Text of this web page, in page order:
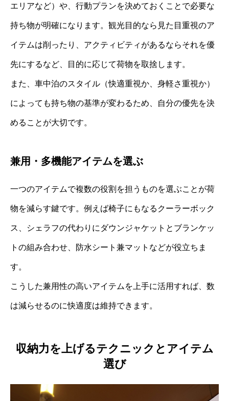
エリアなど）や、行動プランを決めておくことで必要な
持ち物が明確になります。観光目的なら見た目重視のア
イテムは削ったり、アクティビティがあるならそれを優
先にするなど、目的に応じて荷物を取捨します。
また、車中泊のスタイル（快適重視か、身軽さ重視か）
によっても持ち物の基準が変わるため、自分の優先を決
めることが大切です。
兼用・多機能アイテムを選ぶ
一つのアイテムで複数の役割を担うものを選ぶことが荷
物を減らす鍵です。例えば椅子にもなるクーラーボック
ス、シェラフの代わりにダウンジャケットとブランケッ
トの組み合わせ、防水シート兼マットなどが役立ちま
す。
こうした兼用性の高いアイテムを上手に活用すれば、数
は減らせるのに快適度は維持できます。
収納力を上げるテクニックとアイテム
選び